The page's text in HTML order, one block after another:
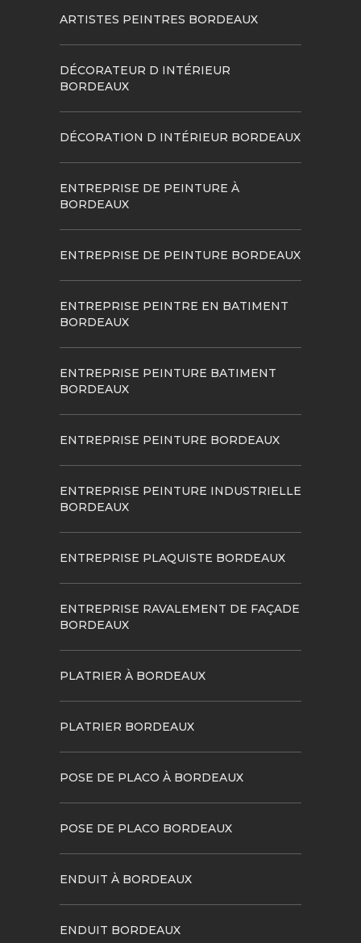
ARTISTES PEINTRES BORDEAUX
DÉCORATEUR D INTÉRIEUR
BORDEAUX
DÉCORATION D INTÉRIEUR BORDEAUX
ENTREPRISE DE PEINTURE À
BORDEAUX
ENTREPRISE DE PEINTURE BORDEAUX
ENTREPRISE PEINTRE EN BATIMENT
BORDEAUX
ENTREPRISE PEINTURE BATIMENT
BORDEAUX
ENTREPRISE PEINTURE BORDEAUX
ENTREPRISE PEINTURE INDUSTRIELLE
BORDEAUX
ENTREPRISE PLAQUISTE BORDEAUX
ENTREPRISE RAVALEMENT DE FAÇADE
BORDEAUX
PLATRIER À BORDEAUX
PLATRIER BORDEAUX
POSE DE PLACO À BORDEAUX
POSE DE PLACO BORDEAUX
ENDUIT À BORDEAUX
ENDUIT BORDEAUX